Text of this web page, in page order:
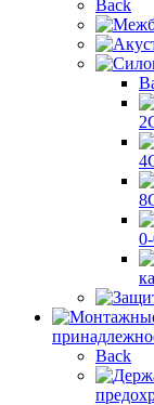
Back
Back